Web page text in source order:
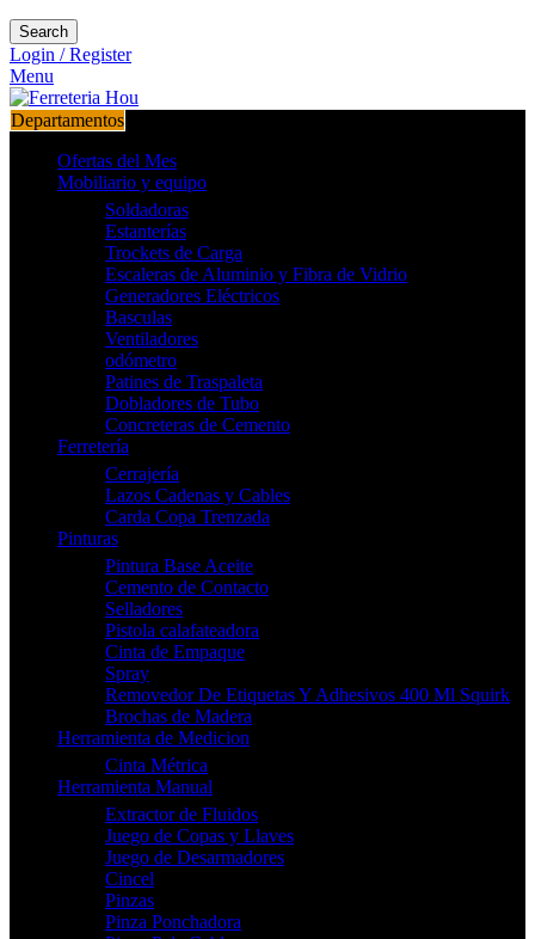
Search
Login / Register
Menu
Departamentos
Ofertas del Mes
Mobiliario y equipo
Soldadoras
Estanterías
Trockets de Carga
Escaleras de Aluminio y Fibra de Vidrio
Generadores Eléctricos
Basculas
Ventiladores
odómetro
Patines de Traspaleta
Dobladores de Tubo
Concreteras de Cemento
Ferretería
Cerrajería
Lazos Cadenas y Cables
Carda Copa Trenzada
Pinturas
Pintura Base Aceite
Cemento de Contacto
Selladores
Pistola calafateadora
Cinta de Empaque
Spray
Removedor De Etiquetas Y Adhesivos 400 Ml Squirk
Brochas de Madera
Herramienta de Medicion
Cinta Métrica
Herramienta Manual
Extractor de Fluidos
Juego de Copas y Llaves
Juego de Desarmadores
Cincel
Pinzas
Pinza Ponchadora